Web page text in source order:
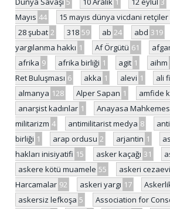
Mayıs 44 15 mayıs dünya vicdani
28 şubat 2 318 59 ab 24 abd 319
yargılanma hakkı 1 Af Örgütü 61
afrika 9 afrika birliği 1 agit 1 aihm
Ret Buluşması 6 akka 1 alevi 1 ali
almanya 128 Alper Sapan 1 amfide
anarşist kadınlar 1 Anayasa
militarizm 4 antimilitarist medya 8
birliği 1 arap ordusu 2 arjantin 1
hakları inisiyatifi 15 asker kaçağı 31
askere kötü muamele 55 askeri cezaevi
Harcamalar 92 askeri yargı 17
askersiz lefkoşa 5
Association for